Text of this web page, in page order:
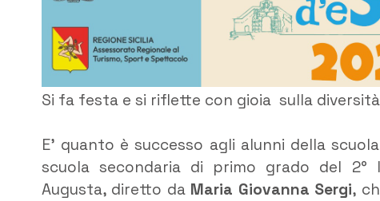
Si fa festa e si riflette con gioia sulla
E’ quanto è successo agli alunni della
scuola secondaria di primo grado del 2°
Augusta, diretto da Maria Giovanna Sergi,